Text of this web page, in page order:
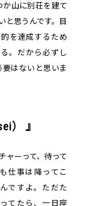
山に別荘を建て
と思うんです。目
を達成するため
。だから必ずし
はないと思いま
） 』
ャーって、待って
仕事は降ってこ
ですよ。ただた
てたら、一日座